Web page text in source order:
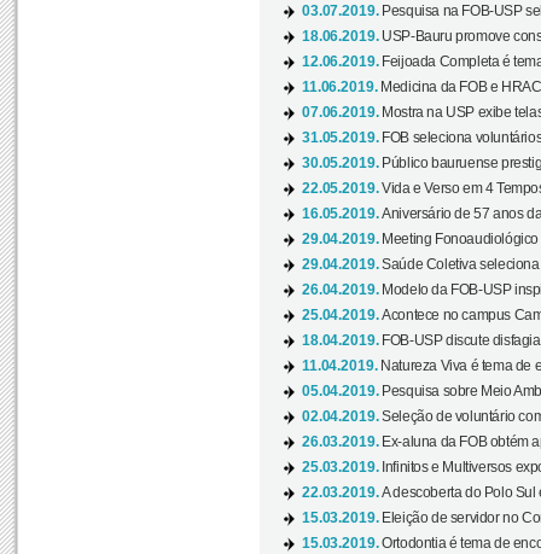
03.07.2019. Pesquisa na FOB-USP
18.06.2019. USP-Bauru promove
12.06.2019. Feijoada Completa é
11.06.2019. Medicina da FOB e
07.06.2019. Mostra na USP exibe
31.05.2019. FOB seleciona
30.05.2019. Público bauruense
22.05.2019.Vida e Verso em 4
16.05.2019.Aniversário de 57 anos
29.04.2019. Meeting
29.04.2019.Saúde Coletiva
26.04.2019. Modelo da FOB-USP
25.04.2019.Acontece no campus
18.04.2019. FOB-USP discute
11.04.2019. Natureza Viva é tema de
05.04.2019. Pesquisa sobre Meio
02.04.2019.Seleção de voluntário
26.03.2019. Ex-aluna da FOB obtém
25.03.2019. Infinitos e Multiversos
22.03.2019.A descoberta do Polo Sul
15.03.2019. Eleição de servidor no
15.03.2019.Ortodontia é tema de